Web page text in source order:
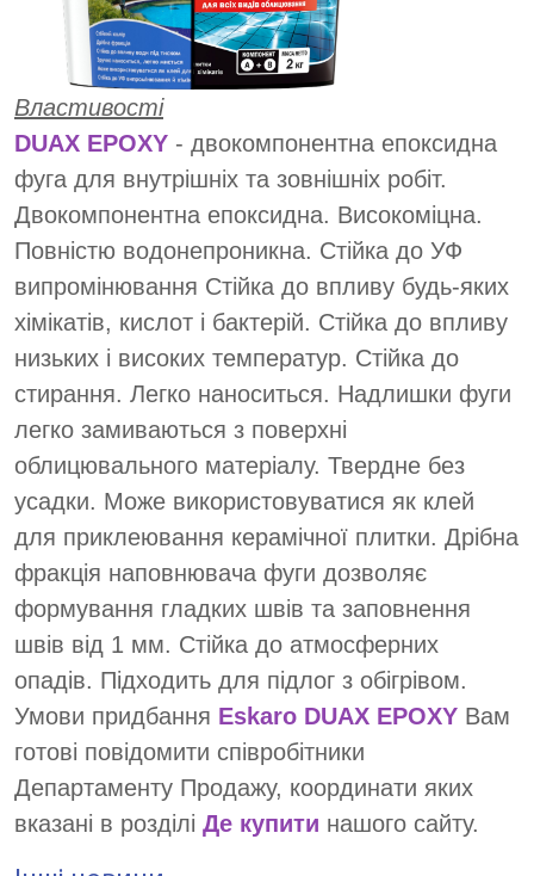
Властивості
DUAX EPOXY - двокомпонентна епоксидна
фуга для внутрішніх та зовнішніх робіт.
Двокомпонентна епоксидна. Високоміцна.
Повністю водонепроникна. Стійка до УФ
випромінювання Стійка до впливу будь-яких
хімікатів, кислот і бактерій. Стійка до впливу
низьких і високих температур. Стійка до
стирання. Легко наноситься. Надлишки фуги
легко замиваються з поверхні
облицювального матеріалу. Твердне без
усадки. Може використовуватися як клей
для приклеювання керамічної плитки. Дрібна
фракція наповнювача фуги дозволяє
формування гладких швів та заповнення
швів від 1 мм. Стійка до атмосферних
опадів. Підходить для підлог з обігрівом.
Умови придбання Eskaro DUAX EPOXY Вам
готові повідомити співробітники
Департаменту Продажу, координати яких
вказані в розділі Де купити нашого сайту.